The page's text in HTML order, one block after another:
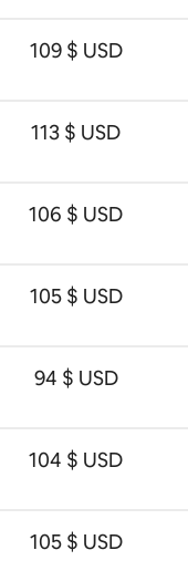
109 $ USD
113 $ USD
106 $ USD
105 $ USD
94 $ USD
104 $ USD
105 $ USD